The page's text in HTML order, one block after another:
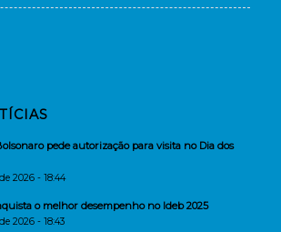
pede autorização para visita no Dia dos
2026 - 18:44
o melhor desempenho no Ideb 2025
2026 - 18:43